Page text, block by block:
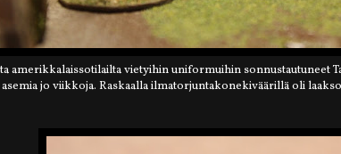
amerikkalaissotilailta vietyihin uniformuihin sonnustautuneet
asemia jo viikkoja. Raskaalla ilmatorjuntakonekiväärillä oli